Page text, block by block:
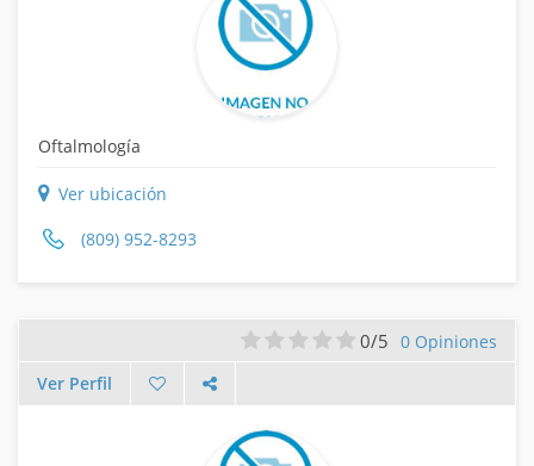
Oftalmología
Ver ubicación
(809) 952-8293
0/5 0 Opiniones
Ver Perfil